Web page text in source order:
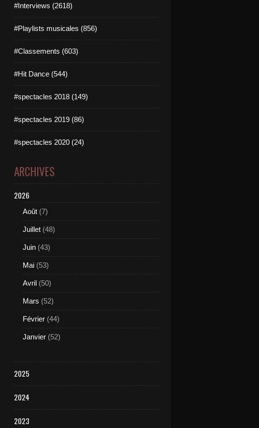
#Interviews (2618)
#Playlists musicales (856)
#Classements (603)
#Hit Dance (544)
#spectacles 2018 (149)
#spectacles 2019 (86)
#spectacles 2020 (24)
ARCHIVES
2026
Août (7)
Juillet (48)
Juin (43)
Mai (53)
Avril (50)
Mars (52)
Février (44)
Janvier (52)
2025
2024
2023